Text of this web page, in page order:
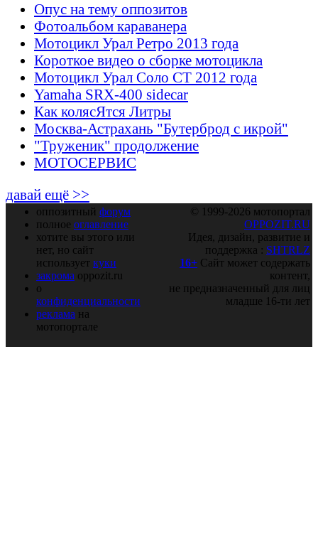
Опус на тему оппозитов
Фотоальбом караванера
Мотоцикл Урал Ретро 2013 года
Короткое видео о сборке мотоцикла
Мотоцикл Урал Соло СТ 2012 года
Yamaha SRX-400 sidecar
Как колясЯтся Литры
Москва-Астрахань "Бутерброд с икрой"
"Труженик" продолжение
МОТОСЕРВИС
давай ещё >>
оппозитный форум
полное оглавление
хотите вы этого или
нет, но сайт
использует куки
закрома oppozit.ru
о
конфиденциальности
реклама на
мотопортале
© 1999-2026 мотопортал
OPPOZIT.RU
Идея, дизайн, развитие и
поддержка : SHTRLZ
16+ Сайт может содержать
контент,
не предназначенный для лиц
младше 16-ти лет